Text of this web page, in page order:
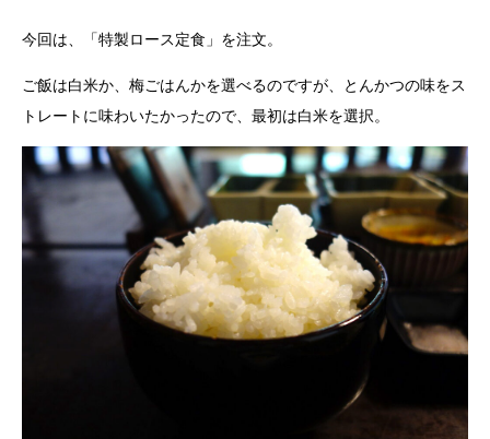
今回は、「特製ロース定食」を注文。
ご飯は白米か、梅ごはんかを選べるのですが、とんかつの味をス
トレートに味わいたかったので、最初は白米を選択。